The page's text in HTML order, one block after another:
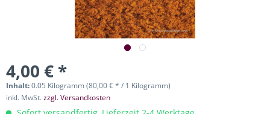
4,00 € *
Inhalt:0.05 Kilogramm (80,00 € * / 1 Kilogramm)
inkl. MwSt.zzgl. Versandkosten